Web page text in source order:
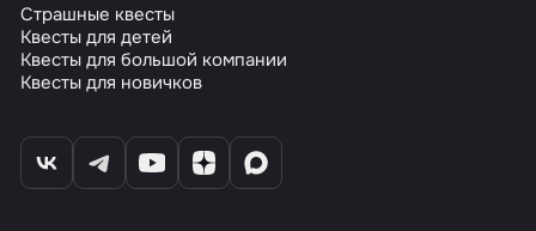
Страшные квесты
Квесты для детей
Квесты для большой компании
Квесты для новичков